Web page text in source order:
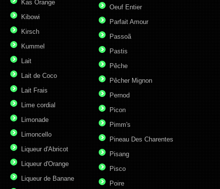
Kas Orange
Kibowi
Kirsch
Kummel
Lait
Lait de Coco
Lait Frais
Lime cordial
Limonade
Limoncello
Liqueur d'Abricot
Liqueur d'Orange
Liqueur de Banane
Oeuf Entier
Parfait Amour
Passoã
Pastis
Pêche
Pêcher Mignon
Pernod
Picon
Pimm's
Pineau Des Charentes
Pisang
Pisco
Poire